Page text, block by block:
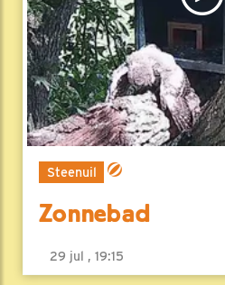
Steenuil
Zonnebad
29 jul , 19:15